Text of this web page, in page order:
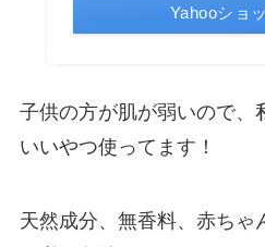
Yahooショ
子供の方が肌が弱いので、
いいやつ使ってます！
天然成分、無香料、赤ちゃ